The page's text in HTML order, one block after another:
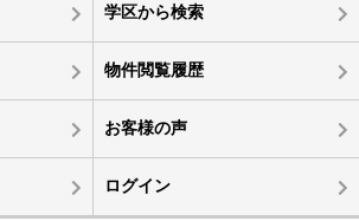
学区から検索
物件閲覧履歴
お客様の声
ログイン